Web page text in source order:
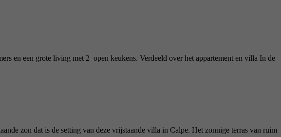
en een grote living met 2 open keukens. Verdeeld over het appartement en villa In de
zon dat is de setting van deze vrijstaande villa in Calpe. Het zonnige terras van ruim